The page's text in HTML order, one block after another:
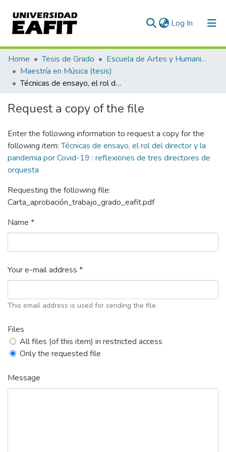
Log In (current)
Communities & Collections
All of DSpace
Home Tesis de Grado
Escuela de Artes y Humanidades
Maestría en Música (tesis)
Técnicas de ensayo, el rol del director y la pandemia por Covid-19 : reflexiones de tres directores de orquesta
Request a copy of the file
Enter the following information to request a copy for the
following item:Técnicas de ensayo, el rol del director y la
pandemia por Covid-19 : reflexiones de tres directores de
orquesta
Requesting the following file:
Carta_aprobación_trabajo_grado_eafit.pdf
Name *
Your e-mail address *
This email address is used for sending the file.
Files
All files (of this item) in restricted access
Only the requested file
Message